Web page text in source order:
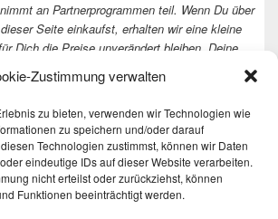
Zustimmung verwalten
zu bieten, verwenden wir Technologien wie
zu speichern und/oder darauf
Technologien zustimmst, können wir Daten
eindeutige IDs auf dieser Website verarbeiten.
nicht erteilst oder zurückziehst, können
Funktionen beeinträchtigt werden.
an Partnerprogrammen teil. Wenn Du über
Seite einkaufst, erhalten wir eine kleine
Dich die Preise unverändert bleiben. Deine